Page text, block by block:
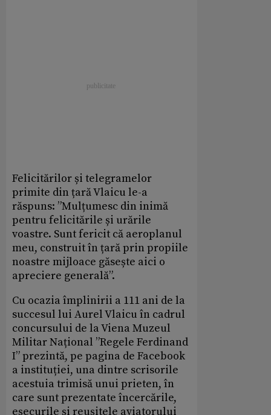
Felicitărilor și telegramelor
primite din țară Vlaicu le-a
răspuns: ”Mulțumesc din inimă
pentru felicitările și urările
voastre. Sunt fericit că aeroplanul
meu, construit în țară prin propiile
noastre mijloace găsește aici o
apreciere generală”.
Cu ocazia împlinirii a 111 ani de la
succesul lui Aurel Vlaicu în cadrul
concursului de la Viena Muzeul
Militar Național ”Regele Ferdinand
I” prezintă, pe pagina de Facebook
a instituției, una dintre scrisorile
acestuia trimisă unui prieten, în
care sunt prezentate încercările,
eșecurile și reușitele aviatorului